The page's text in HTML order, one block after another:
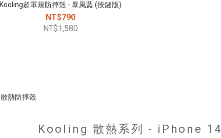
Kooling超軍規防摔殼 - 暴風藍 (按鍵版)
NT$790
NT$1,580
Kooling 散熱系列 - iPhone 14